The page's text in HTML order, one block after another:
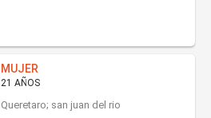
MUJER
21 AÑOS
Queretaro; san juan del rio